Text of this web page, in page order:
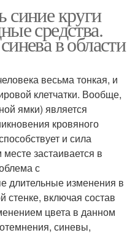
синие круги
средства.
в области
весьма тонкая, и
клетчатки. Вообще,
ямки) является
кровяного
и сила
застаивается в
с
длительные изменения в
стенке, включая состав
цвета в данном
синевы,